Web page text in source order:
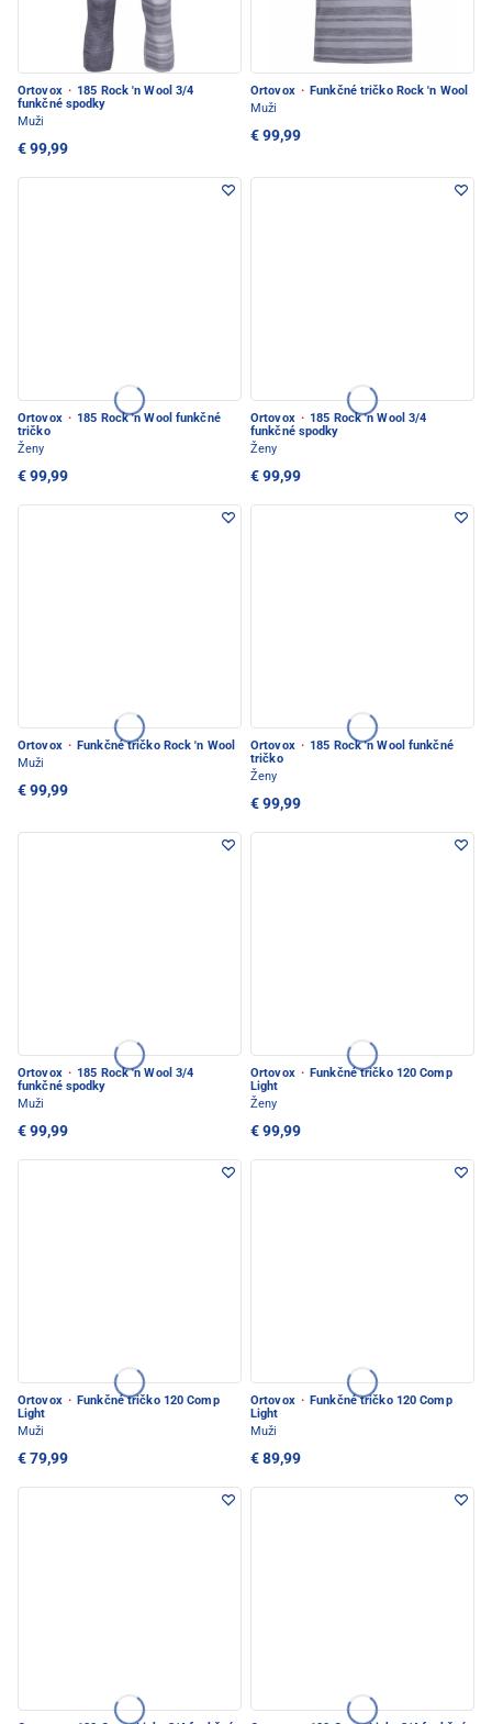
Ortovox · 185 Rock 'n Wool 3/4
funkčné spodky
Muži
€ 99,99
Ortovox · Funkčné tričko Rock 'n Wool
Muži
€ 99,99
Ortovox · 185 Rock 'n Wool funkčné
tričko
Ženy
€ 99,99
Ortovox · 185 Rock 'n Wool 3/4
funkčné spodky
Ženy
€ 99,99
Ortovox · Funkčné tričko Rock 'n Wool
Muži
€ 99,99
Ortovox · 185 Rock 'n Wool funkčné
tričko
Ženy
€ 99,99
Ortovox · 185 Rock 'n Wool 3/4
funkčné spodky
Muži
€ 99,99
Ortovox · Funkčné tričko 120 Comp
Light
Ženy
€ 99,99
Ortovox · Funkčné tričko 120 Comp
Light
Muži
€ 79,99
Ortovox · Funkčné tričko 120 Comp
Light
Muži
€ 89,99